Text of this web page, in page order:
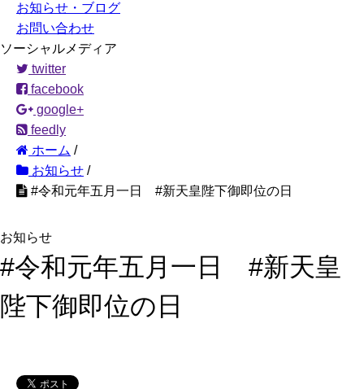
お知らせ・ブログ
お問い合わせ
ソーシャルメディア
twitter
facebook
google+
feedly
ホーム /
お知らせ /
#令和元年五月一日 #新天皇陛下御即位の日
お知らせ
#令和元年五月一日 #新天皇
陛下御即位の日